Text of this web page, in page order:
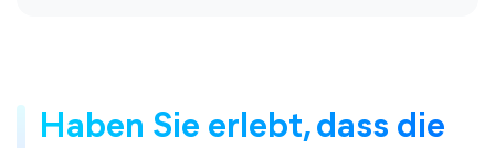
Haben Sie erlebt, dass die